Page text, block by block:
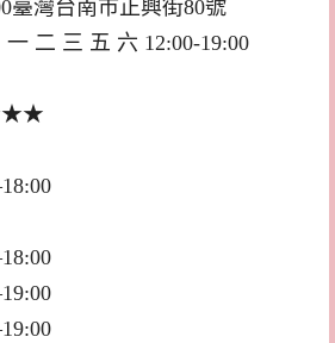
臺灣台南市正興街80號
二 三 五 六 12:00-19:00